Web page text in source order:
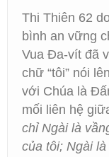
Thi Thiên 62
bình an vững
Vua Đa-vít đã
chữ “tôi” nói
với Chúa là
mối liên hệ
chỉ Ngài là
của tôi; Ngài